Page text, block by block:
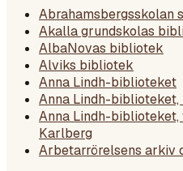
Abrahamsbergsskolan
Akalla grundskolas
AlbaNovas bibliotek
Alviks bibliotek
Anna Lindh-biblioteket
Anna Lindh-
Anna Lindh-
Karlberg
Arbetarrörelsens arkiv